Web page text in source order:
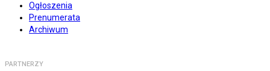
Ogłoszenia
Prenumerata
Archiwum
PARTNERZY